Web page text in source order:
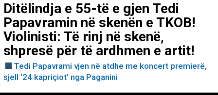
Ditëlindja e 55-të e gjen Tedi
Papavramin në skenën e TKOB!
Violinisti: Të rinj në skenë,
shpresë për të ardhmen e artit!
Tedi Papavrami vjen në atdhe me koncert premierë,
sjell ‘24 kapriçiot’ nga Paganini